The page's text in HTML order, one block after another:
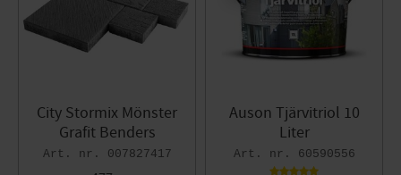
City Stormix Mönster
Grafit Benders
007827417
Auson Tjärvitriol 10
Liter
60590556